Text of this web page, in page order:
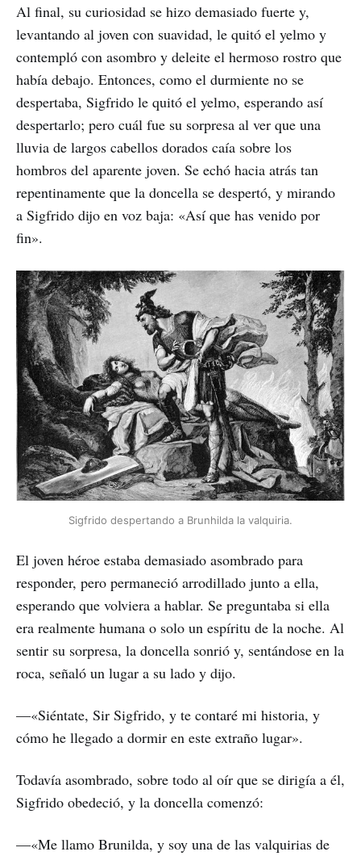
Al final, su curiosidad se hizo demasiado fuerte y,
levantando al joven con suavidad, le quitó el yelmo y
contempló con asombro y deleite el hermoso rostro que
había debajo. Entonces, como el durmiente no se
despertaba, Sigfrido le quitó el yelmo, esperando así
despertarlo; pero cuál fue su sorpresa al ver que una
lluvia de largos cabellos dorados caía sobre los
hombros del aparente joven. Se echó hacia atrás tan
repentinamente que la doncella se despertó, y mirando
a Sigfrido dijo en voz baja: «Así que has venido por
fin».
Sigfrido despertando a Brunhilda la valquiria.
El joven héroe estaba demasiado asombrado para
responder, pero permaneció arrodillado junto a ella,
esperando que volviera a hablar. Se preguntaba si ella
era realmente humana o solo un espíritu de la noche. Al
sentir su sorpresa, la doncella sonrió y, sentándose en la
roca, señaló un lugar a su lado y dijo.
—«Siéntate, Sir Sigfrido, y te contaré mi historia, y
cómo he llegado a dormir en este extraño lugar».
Todavía asombrado, sobre todo al oír que se dirigía a él,
Sigfrido obedeció, y la doncella comenzó:
—«Me llamo Brunilda, y soy una de las valquirias de